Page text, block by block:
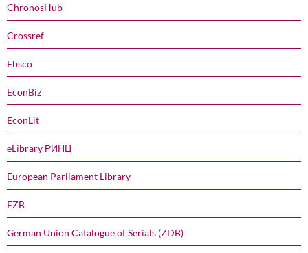
ChronosHub
Crossref
Ebsco
EconBiz
EconLit
eLibrary РИНЦ
European Parliament Library
EZB
German Union Catalogue of Serials (ZDB)